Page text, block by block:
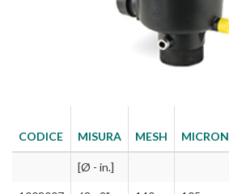
CODICE MISURA MESH MICRON
[Ø - in.]